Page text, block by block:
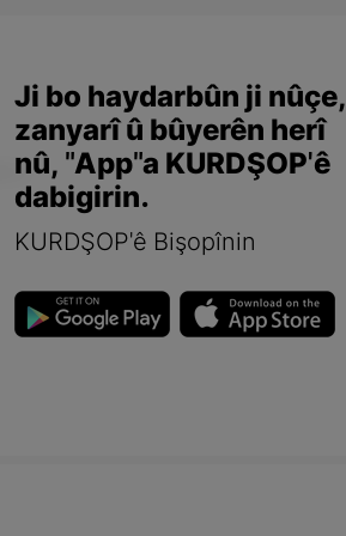
Ji bo haydarbûn ji nûçe,
zanyarî û bûyerên herî
nû, "App"a KURDŞOP'ê
dabigirin.
KURDŞOP'ê Bişopînin